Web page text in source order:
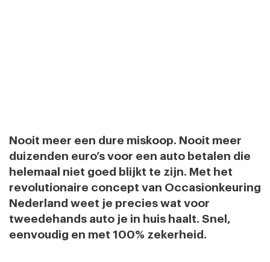
Nooit meer een dure miskoop. Nooit meer
duizenden euro’s voor een auto betalen die
helemaal niet goed blijkt te zijn. Met het
revolutionaire concept van Occasionkeuring
Nederland weet je precies wat voor
tweedehands auto je in huis haalt. Snel,
eenvoudig en met 100% zekerheid.